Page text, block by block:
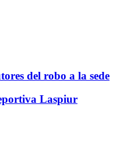
del robo a la sede
Laspiur